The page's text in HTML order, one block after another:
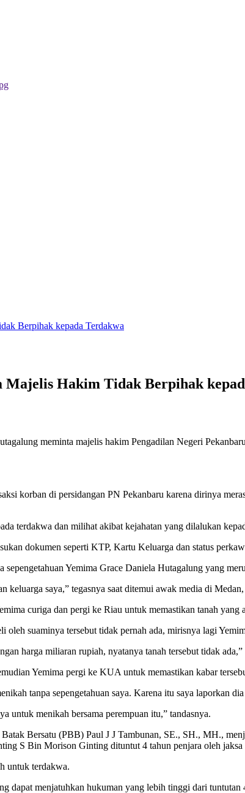
Berpihak kepada Terdakwa
Majelis Hakim Tidak Berpihak
meminta majelis hakim Pengadilan Negeri
korban di persidangan PN Pekanbaru karena dirinya
terdakwa dan milihat akibat kejahatan yang dilalukan
dokumen seperti KTP, Kartu Keluarga dan status
Yemima Grace Daniela Hutagalung yang
keluarga saya,” tegasnya saat ditemui awak media di
curiga dan pergi ke Riau untuk memastikan tanah
oleh suaminya tersebut tidak pernah ada, mirisnya lagi
harga miliaran rupiah, nyatanya tanah tersebut tidak ada,”
Yemima pergi ke KUA untuk memastikan kabar
tanpa sepengetahuan saya. Karena itu saya laporkan
untuk menikah bersama perempuan itu,” tandasnya.
Bersatu (PBB) Paul J J Tambunan, SE., SH., MH.,
S Bin Morison Ginting dituntut 4 tahun penjara oleh
untuk terdakwa.
dapat menjatuhkan hukuman yang lebih tinggi dari tuntutan